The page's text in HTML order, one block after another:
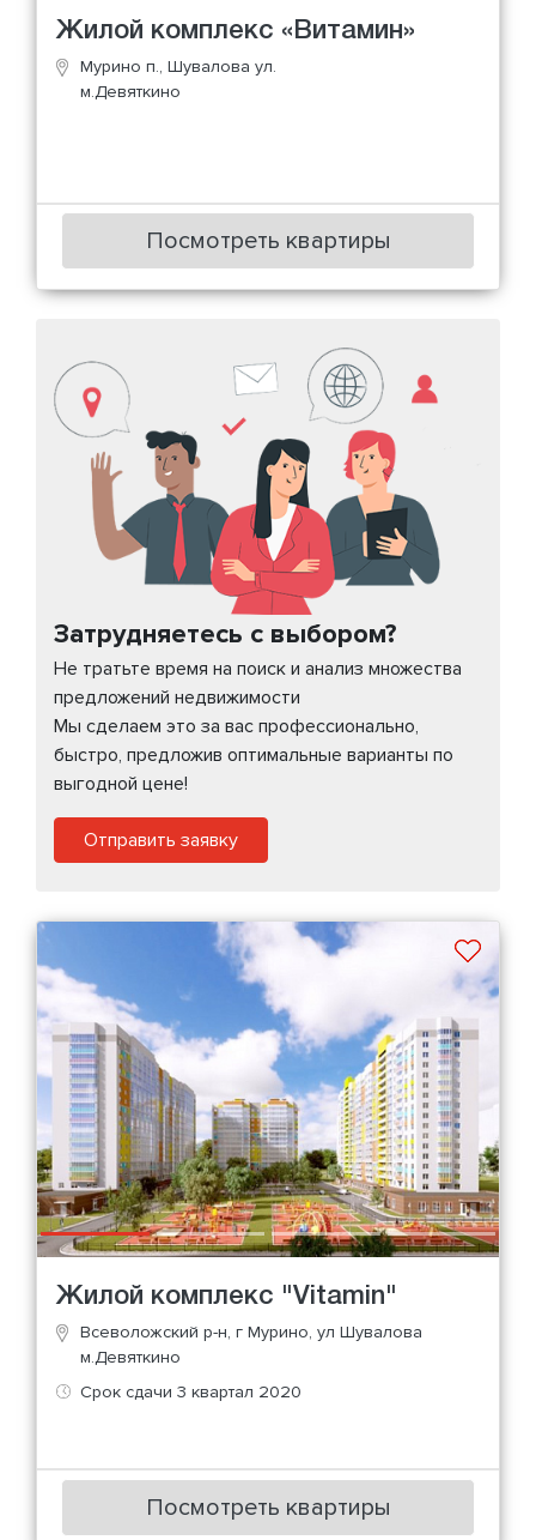
Жилой комплекс «Витамин»
Мурино п., Шувалова ул.
м.Девяткино
Посмотреть квартиры
Затрудняетесь с выбором?
Не тратьте время на поиск и анализ множества
предложений недвижимости
Мы сделаем это за вас профессионально,
быстро, предложив оптимальные варианты по
выгодной цене!
Отправить заявку
Жилой комплекс "Vitamin"
Всеволожский р-н, г Мурино, ул Шувалова
м.Девяткино
Срок сдачи 3 квартал 2020
Посмотреть квартиры